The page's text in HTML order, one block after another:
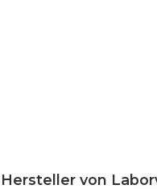
Hersteller von